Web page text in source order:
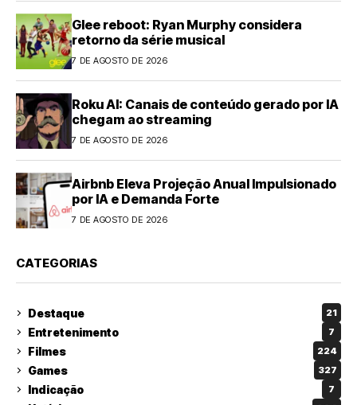
Glee reboot: Ryan Murphy considera
retorno da série musical
7 DE AGOSTO DE 2026
Roku AI: Canais de conteúdo gerado por IA
chegam ao streaming
7 DE AGOSTO DE 2026
Airbnb Eleva Projeção Anual Impulsionado
por IA e Demanda Forte
7 DE AGOSTO DE 2026
CATEGORIAS
Destaque 21
Entretenimento 7
Filmes 224
Games 327
Indicação 7